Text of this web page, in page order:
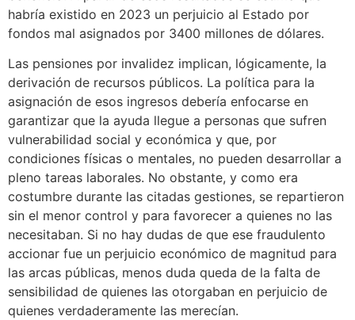
habría existido en 2023 un perjuicio al Estado por
fondos mal asignados por 3400 millones de dólares.
Las pensiones por invalidez implican, lógicamente, la
derivación de recursos públicos. La política para la
asignación de esos ingresos debería enfocarse en
garantizar que la ayuda llegue a personas que sufren
vulnerabilidad social y económica y que, por
condiciones físicas o mentales, no pueden desarrollar a
pleno tareas laborales. No obstante, y como era
costumbre durante las citadas gestiones, se repartieron
sin el menor control y para favorecer a quienes no las
necesitaban. Si no hay dudas de que ese fraudulento
accionar fue un perjuicio económico de magnitud para
las arcas públicas, menos duda queda de la falta de
sensibilidad de quienes las otorgaban en perjuicio de
quienes verdaderamente las merecían.